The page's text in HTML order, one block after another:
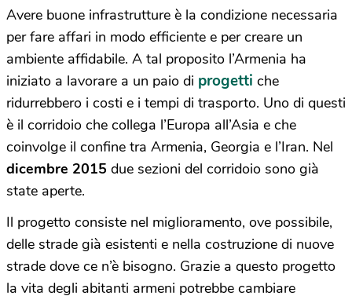
Avere buone infrastrutture è la condizione necessaria
per fare affari in modo efficiente e per creare un
ambiente affidabile. A tal proposito l’Armenia ha
iniziato a lavorare a un paio di progetti che
ridurrebbero i costi e i tempi di trasporto. Uno di questi
è il corridoio che collega l’Europa all’Asia e che
coinvolge il confine tra Armenia, Georgia e l’Iran. Nel
dicembre 2015 due sezioni del corridoio sono già
state aperte.
Il progetto consiste nel miglioramento, ove possibile,
delle strade già esistenti e nella costruzione di nuove
strade dove ce n’è bisogno. Grazie a questo progetto
la vita degli abitanti armeni potrebbe cambiare